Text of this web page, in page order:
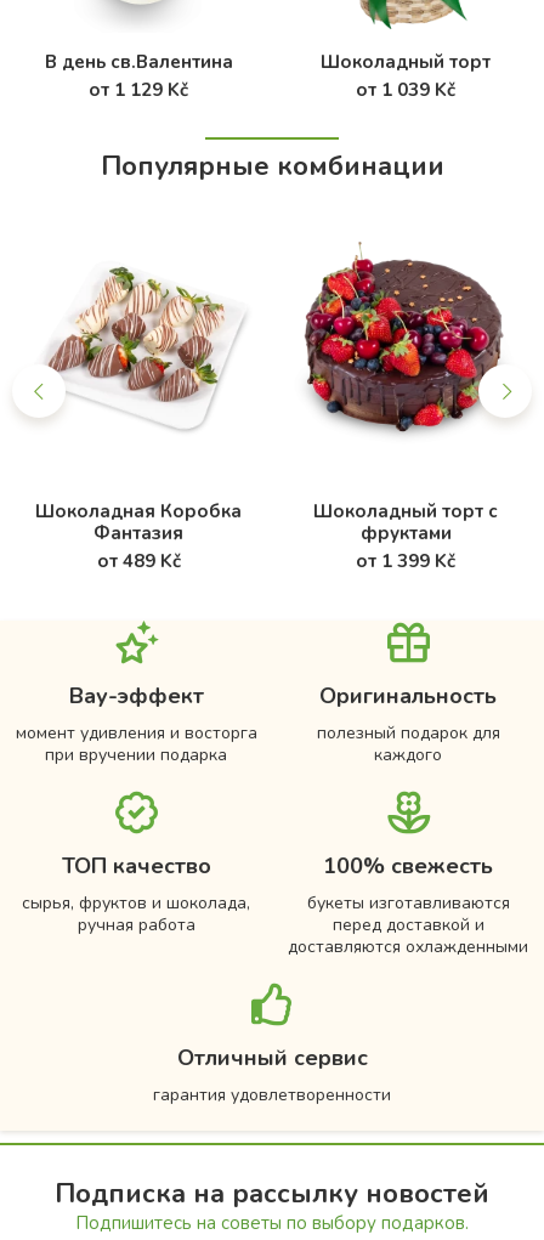
В день св.Валентина
от 1 129 Kč
Шоколадный торт
от 1 039 Kč
Популярные комбинации
Шоколадная Коробка
Фантазия
от 489 Kč
Шоколадный торт с
фруктами
от 1 399 Kč
Вау-эффект
момент удивления и восторга
при вручении подарка
Оригинальность
полезный подарок для
каждого
ТОП качество
сырья, фруктов и шоколада,
ручная работа
100% свежесть
букеты изготавливаются
перед доставкой и
доставляются охлажденными
Отличный сервис
гарантия удовлетворенности
Подписка на рассылку новостей
Подпишитесь на советы по выбору подарков.